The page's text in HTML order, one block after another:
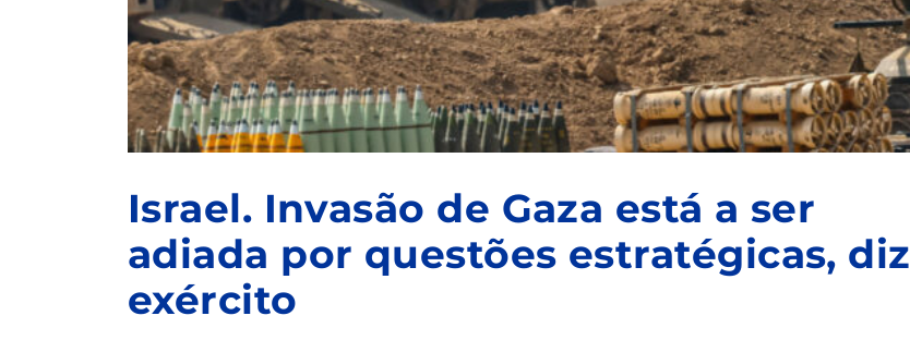
Israel. Invasão de Gaza está a ser
adiada por questões estratégicas, diz
exército